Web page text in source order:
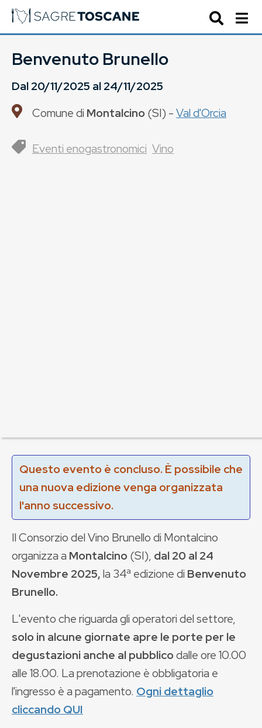
Benvenuto Brunello
Dal20/11/2025 al24/11/2025
Comune di Montalcino(SI) -Val d'Orcia
Eventi enogastronomici Vino
Questo evento è concluso. È possibile che
una nuova edizione venga organizzata
l'anno successivo.
Il Consorzio del Vino Brunello di Montalcino
organizza a Montalcino(SI), dal 20 al 24
Novembre 2025,la 34ª edizione di Benvenuto
Brunello.
L'evento che riguarda gli operatori del settore,
solo in alcune giornate apre le porte per le
degustazioni anche al pubblicodalle ore 10.00
alle 18.00. La prenotazione è obbligatoria e
l'ingresso è a pagamento. Ogni dettaglio
cliccando QUI